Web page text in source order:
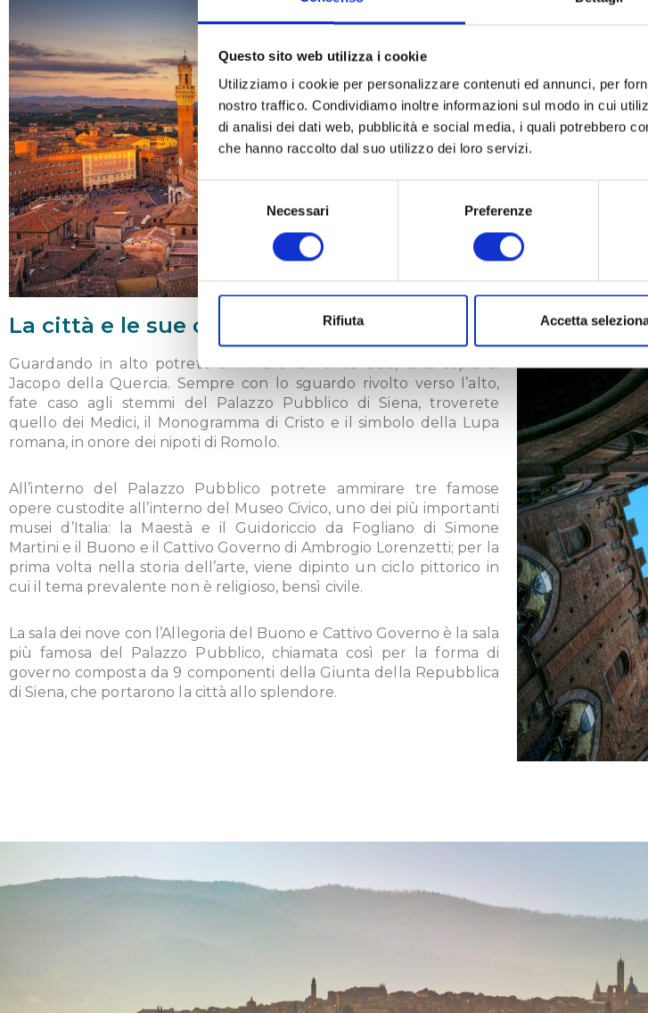
Questo sito web utilizza i cookie
Utilizziamo i cookie per personalizzare contenuti ed annunci, per
nostro traffico. Condividiamo inoltre informazioni sul modo in cui
di analisi dei dati web, pubblicità e social media, i quali potrebbero
che hanno raccolto dal suo utilizzo dei loro servizi.
Selezione
del
consenso
Necessari Preferenze
Rifiuta Accetta
Piazza del
colore tipico di
spettacolo per
sembra ancora
piazza,
ancora meglio la
La Torre del
svolto la funzione
Giovanni di
adorava
La città e le sue contrade
Guardando in alto potrete ammirare la Fonte Gaia, una copia di
Jacopo della Quercia. Sempre con lo sguardo rivolto verso l’alto,
fate caso agli stemmi del Palazzo Pubblico di Siena, troverete
quello dei Medici, il Monogramma di Cristo e il simbolo della Lupa
romana, in onore dei nipoti di Romolo.
All’interno del Palazzo Pubblico potrete ammirare tre famose
opere custodite all’interno del Museo Civico, uno dei più importanti
musei d’Italia: la Maestà e il Guidoriccio da Fogliano di Simone
Martini e il Buono e il Cattivo Governo di Ambrogio Lorenzetti; per la
prima volta nella storia dell’arte, viene dipinto un ciclo pittorico in
cui il tema prevalente non è religioso, bensì civile.
La sala dei nove con l’Allegoria del Buono e Cattivo Governo è la sala
più famosa del Palazzo Pubblico, chiamata così per la forma di
governo composta da 9 componenti della Giunta della Repubblica
di Siena, che portarono la città allo splendore.